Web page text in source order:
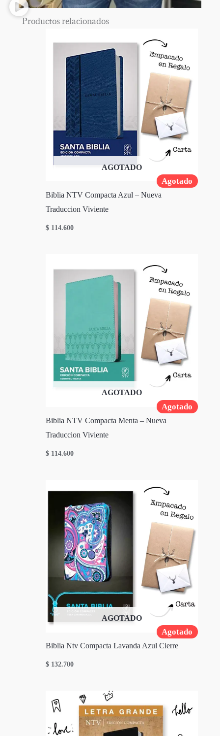
Productos relacionados
Agotado
AGOTADO
Biblia NTV Compacta Azul – Nueva
Traduccion Viviente
$ 114.600
Agotado
AGOTADO
Biblia NTV Compacta Menta – Nueva
Traduccion Viviente
$ 114.600
Agotado
AGOTADO
Biblia Ntv Compacta Lavanda Azul Cierre
$ 132.700